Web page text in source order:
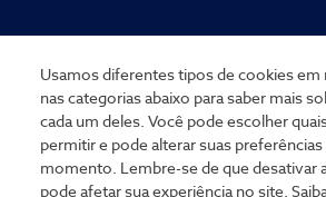
Usamos diferentes tipos de cookies em
nas categorias abaixo para saber mais
cada um deles. Você pode escolher
permitir e pode alterar suas preferências
momento. Lembre-se de que desativar
pode afetar sua experiência no site.
Portal do